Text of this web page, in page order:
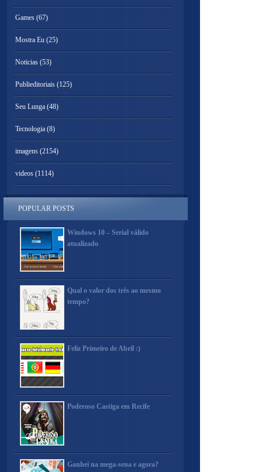
Games (67)
Mostra Eu (25)
Noticias (53)
Publieditoriais (125)
Seu Lunga (48)
Tecnologia (8)
imagens (2154)
videos (1114)
POPULAR POSTS
Windows 10 – Serial válido
atualizado
Qual o valor dos três ao mesmo
tempo?
Feliz Primeiro de Abril :)
Poderoso Castiga em Recife
Ganhei na mega-sena e agora?